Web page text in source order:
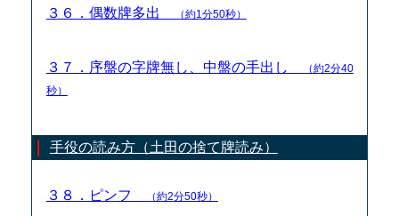
３６．偶数牌多出 （約1分50秒）
３７．序盤の字牌無し、中盤の手出し
（約2分40
秒）
手役の読み方（土田の捨て牌読み）
３８．ピンフ （約2分50秒）